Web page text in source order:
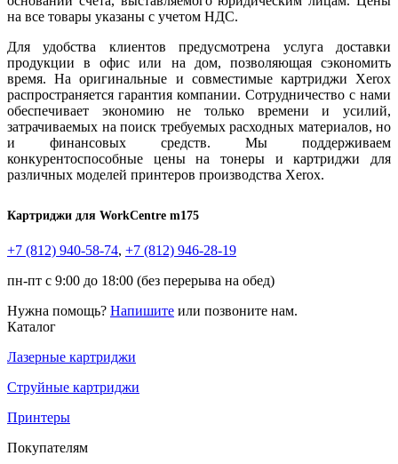
на все товары указаны с учетом НДС.
Для удобства клиентов предусмотрена услуга доставки
продукции в офис или на дом, позволяющая сэкономить
время. На оригинальные и совместимые картриджи Xerox
распространяется гарантия компании. Сотрудничество с нами
обеспечивает экономию не только времени и усилий,
затрачиваемых на поиск требуемых расходных материалов, но
и финансовых средств. Мы поддерживаем
конкурентоспособные цены на тонеры и картриджи для
различных моделей принтеров производства Xerox.
Картриджи для WorkCentre m175
+7 (812) 940-58-74, +7 (812) 946-28-19
пн-пт с 9:00 до 18:00 (без перерыва на обед)
Нужна помощь? Напишите или позвоните нам.
Каталог
Лазерные картриджи
Струйные картриджи
Принтеры
Покупателям